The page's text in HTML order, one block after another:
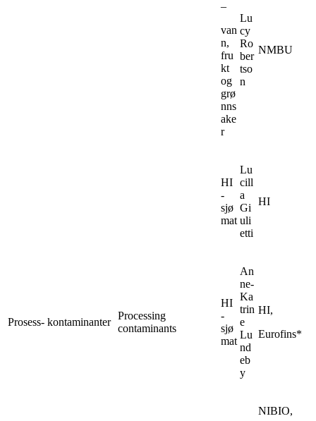
–
van
n,
fru
kt
og
grø
nns
ake
r
Lu
cy
Ro
ber
tso
n
NMBU
HI
-
sjø
mat
Lu
cill
a
Gi
uli
etti
HI
Prosess- kontaminanter
Processing
contaminants
HI
-
sjø
mat
An
ne-
Ka
trin
e
Lu
nd
eb
y
HI,
Eurofins*
NIBIO,